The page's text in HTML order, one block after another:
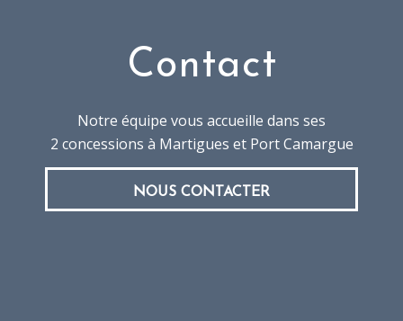
Contact
Notre équipe vous accueille dans ses
2 concessions à Martigues et Port Camargue
NOUS CONTACTER